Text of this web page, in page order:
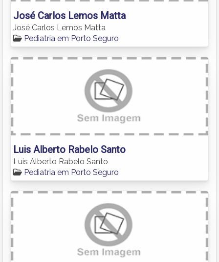
José Carlos Lemos Matta
José Carlos Lemos Matta
Pediatria em Porto Seguro
Luis Alberto Rabelo Santo
Luis Alberto Rabelo Santo
Pediatria em Porto Seguro